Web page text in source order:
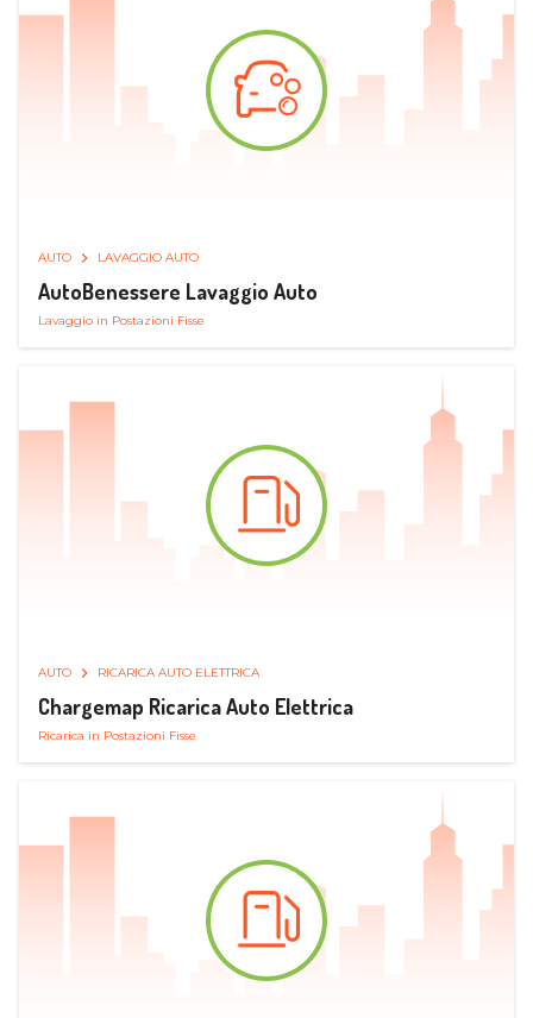
AUTO LAVAGGIO AUTO
AutoBenessere Lavaggio Auto
Lavaggio in Postazioni Fisse
AUTO RICARICA AUTO ELETTRICA
Chargemap Ricarica Auto Elettrica
Ricarica in Postazioni Fisse